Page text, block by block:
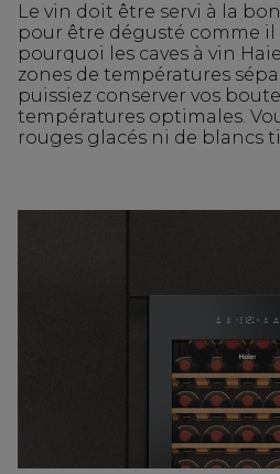
Le vin doit être servi à la
pour être dégusté comme il
pourquoi les caves à vin
zones de températures
puissiez conserver vos
températures optimales.
rouges glacés ni de blancs